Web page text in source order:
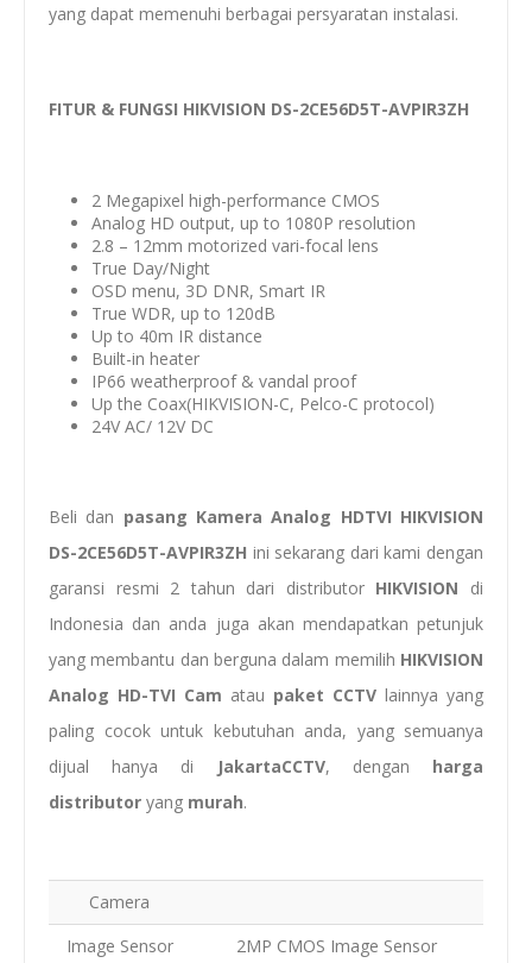
yang dapat memenuhi berbagai persyaratan instalasi.
FITUR & FUNGSI HIKVISION DS-2CE56D5T-AVPIR3ZH
2 Megapixel high-performance CMOS
Analog HD output, up to 1080P resolution
2.8 – 12mm motorized vari-focal lens
True Day/Night
OSD menu, 3D DNR, Smart IR
True WDR, up to 120dB
Up to 40m IR distance
Built-in heater
IP66 weatherproof & vandal proof
Up the Coax(HIKVISION-C, Pelco-C protocol)
24V AC/ 12V DC
Beli dan pasang Kamera Analog HDTVI HIKVISION
DS-2CE56D5T-AVPIR3ZH ini sekarang dari kami dengan
garansi resmi 2 tahun dari distributor HIKVISION di
Indonesia dan anda juga akan mendapatkan petunjuk
yang membantu dan berguna dalam memilih HIKVISION
Analog HD-TVI Cam atau paket CCTV lainnya yang
paling cocok untuk kebutuhan anda, yang semuanya
dijual hanya di
JakartaCCTV, dengan harga
distributor yang murah.
Camera
Image Sensor
2MP CMOS Image Sensor